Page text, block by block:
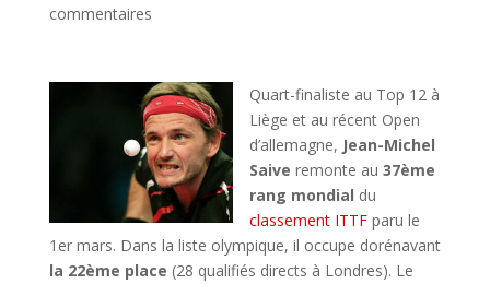
commentaires
Quart-finaliste au Top 12 à
Liège et au récent Open
d’allemagne, Jean-Michel
Saive remonte au 37ème
rang mondial du
classement ITTFparu le
1er mars. Dans la liste olympique, il occupe dorénavant
la 22ème place (28 qualifiés directs à Londres). Le